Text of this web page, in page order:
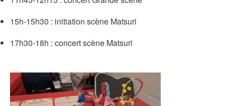
15h-15h30 : initiation scène Matsuri
17h30-18h : concert scène Matsuri